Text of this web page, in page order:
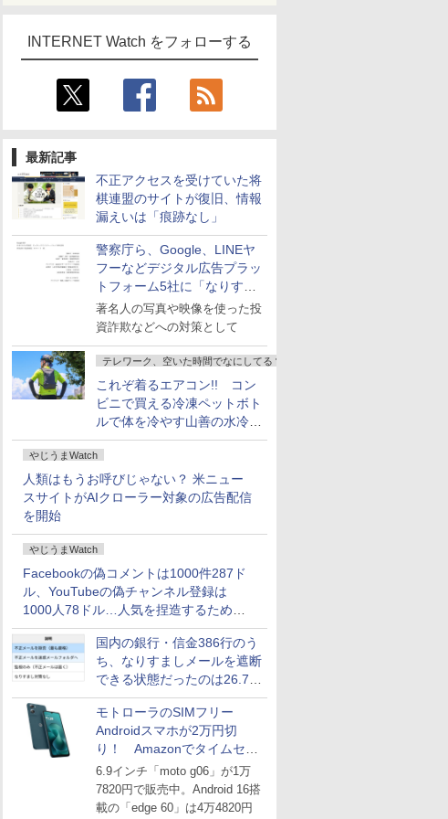
INTERNET Watch をフォローする
最新記事
不正アクセスを受けていた将
棋連盟のサイトが復旧、情報
漏えいは「痕跡なし」
警察庁ら、Google、LINEヤ
フーなどデジタル広告プラッ
トフォーム5社に「なりすま
し詐欺広告」対策強化を要請
著名人の写真や映像を使った投
資詐欺などへの対策として
テレワーク、空いた時間でなにしてる？
これぞ着るエアコン!! コン
ビニで買える冷凍ペットボト
ルで体を冷やす山善の水冷ベ
ストがロードバイクにちょう
どいい【ぼっち・ざ・ろー
ど！その14】
やじうまWatch
人類はもうお呼びじゃない？ 米ニュー
スサイトがAIクローラー対象の広告配信
を開始
やじうまWatch
Facebookの偽コメントは1000件287ド
ル、YouTubeの偽チャンネル登録は
1000人78ドル…人気を捏造するための
価格リストが公開中
国内の銀行・信金386行のう
ち、なりすましメールを遮断
できる状態だったのは26.7％
にとどまる～GMOブランド
セキュリティ調査
モトローラのSIMフリー
Androidスマホが2万円切
り！ Amazonでタイムセー
ル
6.9インチ「moto g06」が1万
7820円で販売中。Android 16搭
載の「edge 60」は4万4820円